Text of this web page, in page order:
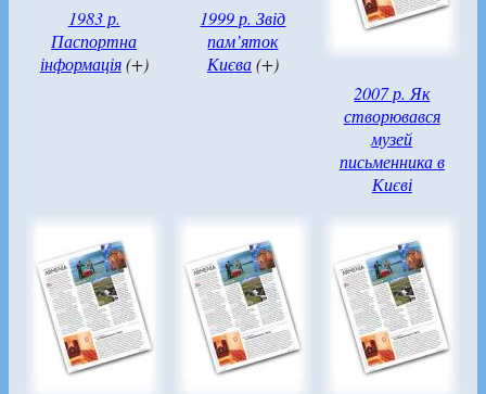
1983 р.
Паспортна
інформація(+)
1999 р. Звід
пам’яток
Києва(+)
2007 р. Як
створювався
музей
письменника в
Києві